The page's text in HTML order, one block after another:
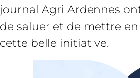
journal Agri Ardennes
de saluer et de mettre
cette belle initiative.